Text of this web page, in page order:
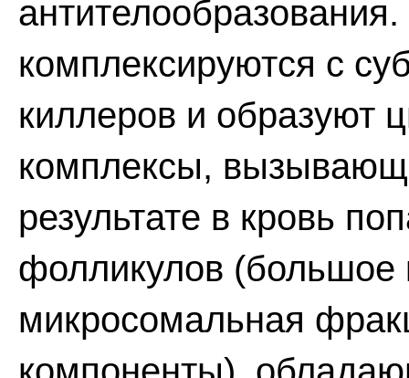
комплексируются с
киллеров и образуют
комплексы,
результате в кровь
фолликулов (большое
микросомальная